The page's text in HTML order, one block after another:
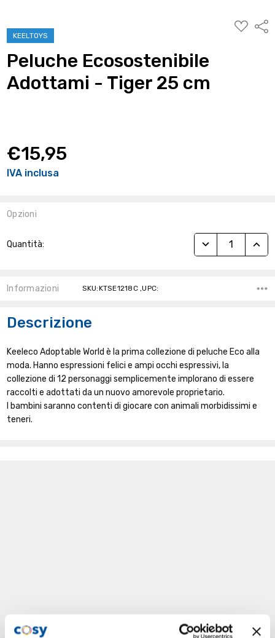
KEELTOYS
ALLA
Peluche Ecosostenibile
Adottami - Tiger 25 cm
€15,95
IVA inclusa
Opzioni
Attuale:
Quantità: RIDUCI
Informazioni SKU:KTSE1218C ,UPC:
Descrizione
Keeleco Adoptable World è la prima collezione di peluche Eco alla
moda. Hanno espressioni felici e ampi occhi espressivi, la
collezione di 12 personaggi semplicemente implorano di essere
raccolti e adottati da un nuovo amorevole proprietario.
I bambini saranno contenti di giocare con animali morbidissimi e
teneri.